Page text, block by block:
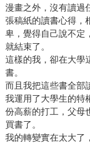
漫畫之外，沒有讀過
張稿紙的讀書心得，
卑，覺得自己說不定
就結束了。
這樣的我，卻在大學
書。
而且我把這些書全部
我運用了大學生的特
份高薪的打工，父母
買書了。
我的轉變實在太大了